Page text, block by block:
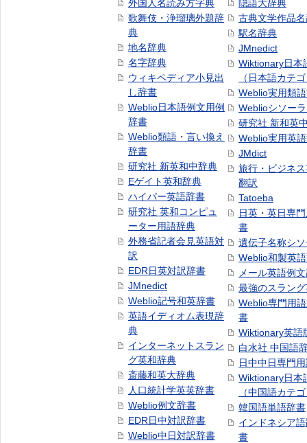
外国人名読み方字典
歌舞伎・浄瑠璃外題辞
典
地名辞典
名字辞典
ウィキペディア小見出
し辞書
Weblio日本語例文用例
辞書
Weblio類語・言い換え
辞書
研究社 新英和中辞典
Eゲイト英和辞典
ハイパー英語辞書
研究社 英和コンピュ
ーター用語辞典
外務省記者会見英語対
訳
EDR日英対訳辞書
JMnedict
Weblio記号和英辞書
英語イディオム表現辞
典
インターネットスラン
グ英和辞典
斎藤和英大辞典
人口統計学英英辞書
Weblio例文辞書
EDR日中対訳辞書
Weblio中日対訳辞書
隠語大辞典
古典文学作品
駅名辞典
JMnedict
Wiktionary日本
（日本語カテ
Weblio実用類
Weblioシソー
研究社 新和英
Weblio実用英
JMdict
旅行・ビジネ
翻訳
Tatoeba
日英・英日専
書
遺伝子名称シ
Weblio和製英
メール英語例
最強のスラン
Weblio専門用
書
Wiktionary英語
白水社 中国語
日中中日専門
Wiktionary日本
（中国語カテ
韓国語単語辞書
インドネシア
書